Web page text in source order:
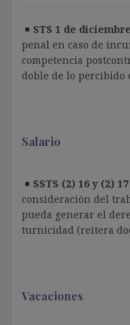
STS 1 de
penal en caso de
competencia
doble de lo percibido
Salario
SSTS (2) 16 y (2)
consideración del
pueda generar el
turnicidad (reitera
Vacaciones